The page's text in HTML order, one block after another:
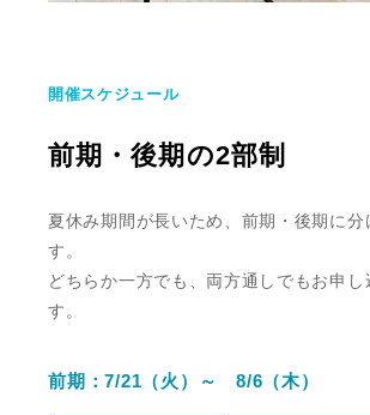
開催スケジュール
前期・後期の2部制
夏休み期間が長いため、前期・後期に分
す。
どちらか一方でも、両方通しでもお申し
す。
前期：7/21（火）～ 8/6（木）